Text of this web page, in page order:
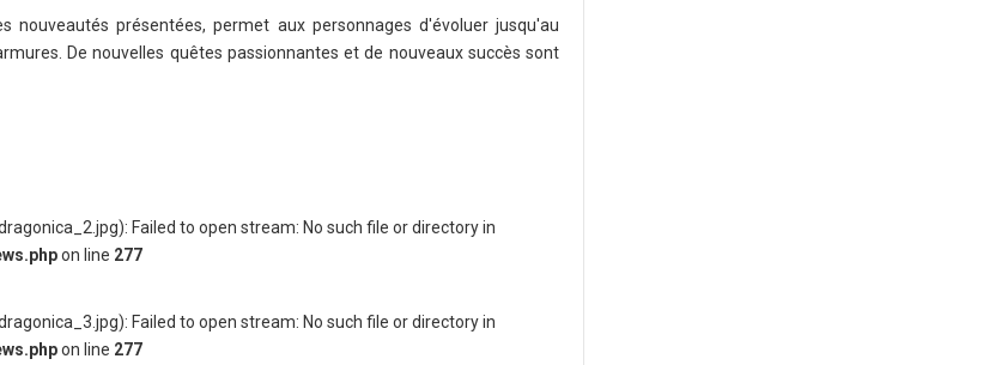
nouveautés présentées, permet aux personnages d'évoluer jusqu'au
De nouvelles quêtes passionnantes et de nouveaux succès sont
Failed to open stream: No such file or directory in
on line 277
Failed to open stream: No such file or directory in
on line 277